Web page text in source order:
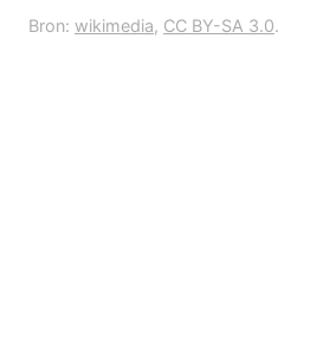
Bron: wikimedia, CC BY-SA 3.0.